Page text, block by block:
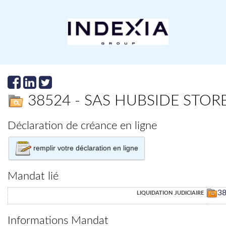
38524 - SAS HUBSIDE
Déclaration de créance en ligne
remplir votre déclaration en ligne
Mandat lié
liquidation judiciaire
Informations Mandat